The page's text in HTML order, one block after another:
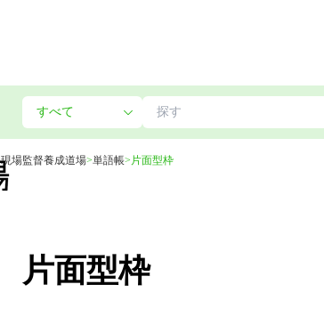
現場監督養成道場>単語帳> 片面型枠
片面型枠